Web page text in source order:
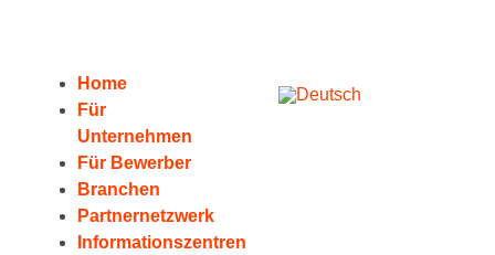
Home
Für
Unternehmen
Für Bewerber
Branchen
Partnernetzwerk
Informationszentren